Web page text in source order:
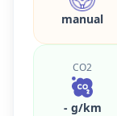
manual
CO2
- g/km